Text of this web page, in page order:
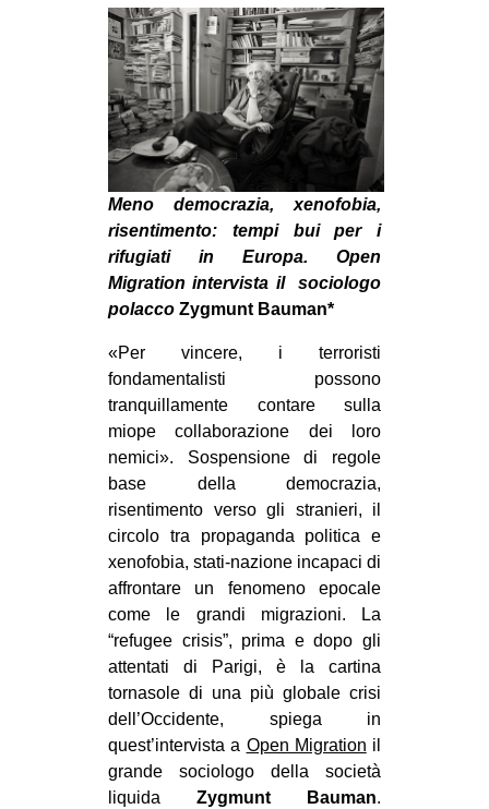
MOBILITAZIONI
SPAZI
SPORT POPOLARE
MOVIMENTI
AMBIENTE
ANTIFASCISMO
DIRITTO ALL’ABITARE
GENERI
PRECARIATO
REPRESSIONE
STUDENTI
CULTURE
ARTE
CINEMA
MANIFESTI
MUSICA
RECENSIONI
INTERNAZIONALE
AFRICA
AMERICHE
Meno democrazia, xenofobia,
risentimento: tempi bui per i
rifugiati in Europa. Open
Migration intervista il sociologo
polacco Zygmunt Bauman*
«Per vincere, i terroristi
fondamentalisti possono
tranquillamente contare sulla
miope collaborazione dei loro
nemici». Sospensione di regole
base della democrazia,
risentimento verso gli stranieri, il
circolo tra propaganda politica e
xenofobia, stati-nazione incapaci di
affrontare un fenomeno epocale
come le grandi migrazioni. La
“refugee crisis”, prima e dopo gli
attentati di Parigi, è la cartina
tornasole di una più globale crisi
dell’Occidente, spiega in
quest’intervista a Open Migration il
grande sociologo della società
liquida Zygmunt Bauman.